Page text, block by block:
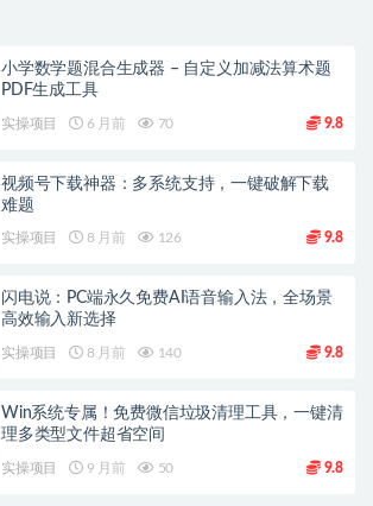
小学数学题混合生成器 – 自定义加减法算术题
PDF生成工具
实操项目 6 月前 70 9.8
视频号下载神器：多系统支持，一键破解下载
难题
实操项目 8 月前 126 9.8
闪电说：PC端永久免费AI语音输入法，全场景
高效输入新选择
实操项目 8 月前 140 9.8
Win系统专属！免费微信垃圾清理工具，一键清
理多类型文件超省空间
实操项目 9 月前 50 9.8